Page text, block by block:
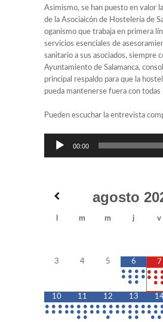
Asimismo, se han puesto en valor
de la Asociaicón de Hostelería de
oganismo que trabaja en primera
servicios esenciales de
sanitario a sus asociados, siempre
Ayuntamiento de Salamanca,
principal respaldo para que la
pueda mantenerse fuera con todas
Pueden escuchar la entrevista
Reproductor
00:00
agosto
m m j v
3 4 5
6
• • • •
• • • •
• •
7
• •
• •
•
10
• • • •
• • • •
11
• • • •
• • • •
• •
12
• • • •
• • • •
•
13
• • • •
• • • •
• •
• •
• •
• •